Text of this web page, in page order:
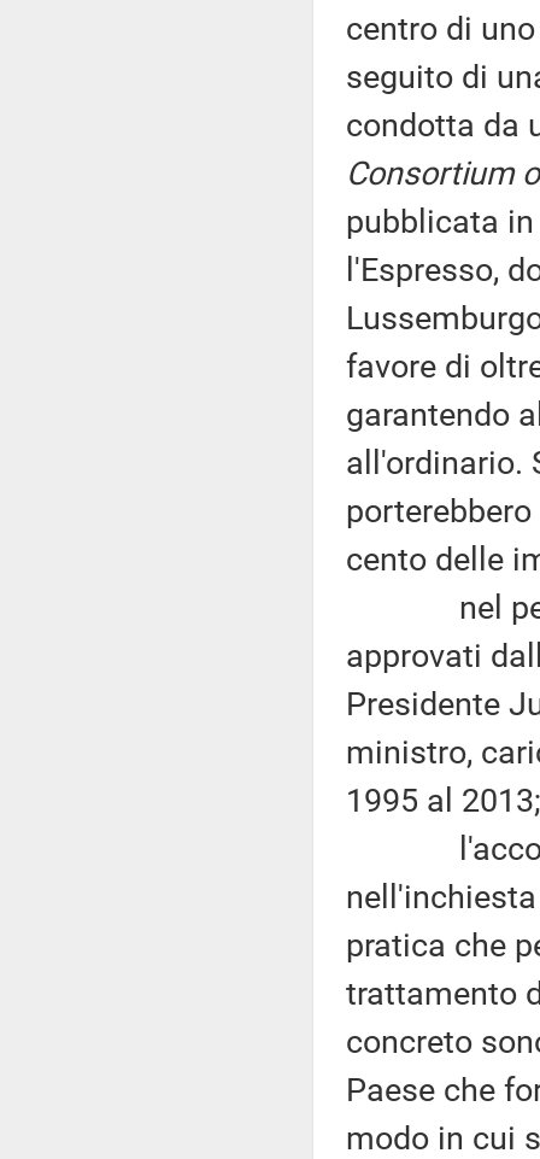
centro di
seguito di
condotta da
Consortium
pubblicata
l'Espresso,
favore di
garantendo
all'ordinario.
cento delle
nel
approvati
Presidente
ministro,
1995 al 2013;
l'accordo
pratica che
trattamento
concreto
Paese che
modo in cui